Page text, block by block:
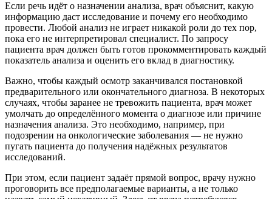
Если речь идёт о назначении анализа, врач объяснит, какую
информацию даст исследование и почему его необходимо
провести. Любой анализ не играет никакой роли до тех пор,
пока его не интерпретировал специалист. По запросу
пациента врач должен быть готов прокомментировать каждый
показатель анализа и оценить его вклад в диагностику.
Важно, чтобы каждый осмотр заканчивался постановкой
предварительного или окончательного диагноза. В некоторых
случаях, чтобы заранее не тревожить пациента, врач может
умолчать до определённого момента о диагнозе или причине
назначения анализа. Это необходимо, например, при
подозрении на онкологические заболевания — не нужно
пугать пациента до получения надёжных результатов
исследований.
При этом, если пациент задаёт прямой вопрос, врачу нужно
проговорить все предполагаемые варианты, а не только